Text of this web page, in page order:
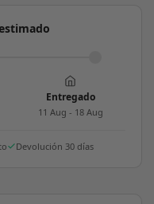
Entregado
11 Aug - 18 Aug
Devolución 30 días